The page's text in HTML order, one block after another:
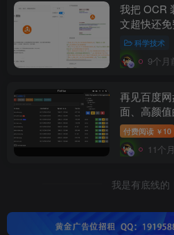
我把 OCR
文超快还免
科学技术
9个月
再见百度
面、高颜
即用！
付费阅读 ￥ 10
11个
我是有底线的